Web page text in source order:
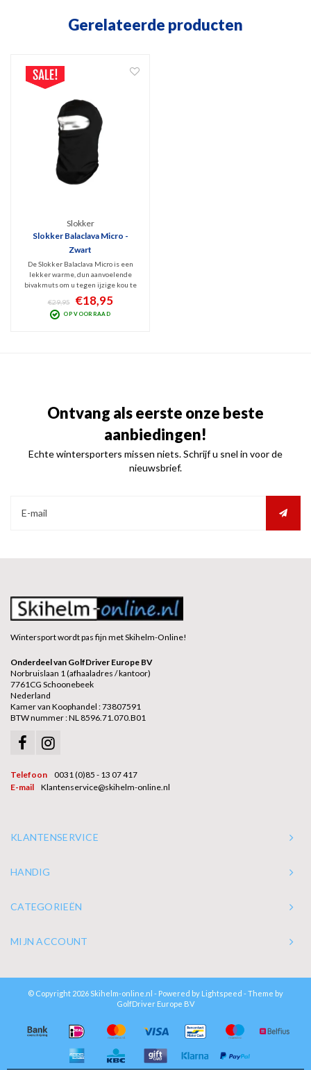
Gerelateerde producten
Slokker
Slokker Balaclava Micro -
Zwart
De Slokker Balaclava Micro is een
lekker warme, dun aanvoelende
bivakmuts om u tegen ijzige kou te
beschermen. Mooi afgewerkt zoals
we van een topmerk mogen
verwachten. Gemaakt van New Poley
€29,95 €18,95
OP VOORRAAD
Ontvang als eerste onze beste
aanbiedingen!
Echte wintersporters missen niets. Schrijf u snel in voor de
nieuwsbrief.
Wintersport wordt pas fijn met Skihelm-Online!
Onderdeel van GolfDriver Europe BV
Norbruislaan 1 (afhaaladres / kantoor)
7761CG Schoonebeek
Nederland
Kamer van Koophandel : 73807591
BTW nummer : NL 8596.71.070.B01
Telefoon
0031 (0)85 - 13 07 417
E-mail
Klantenservice@skihelm-online.nl
KLANTENSERVICE
HANDIG
CATEGORIEËN
MIJN ACCOUNT
© Copyright 2026 Skihelm-online.nl - Powered by Lightspeed - Theme by
GolfDriver Europe BV